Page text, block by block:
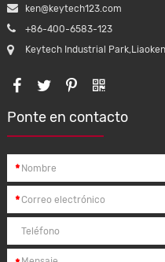
ken@keytech123.com
+86-400-6583-123
Keytech Industrial
Ponte en contacto
*
*